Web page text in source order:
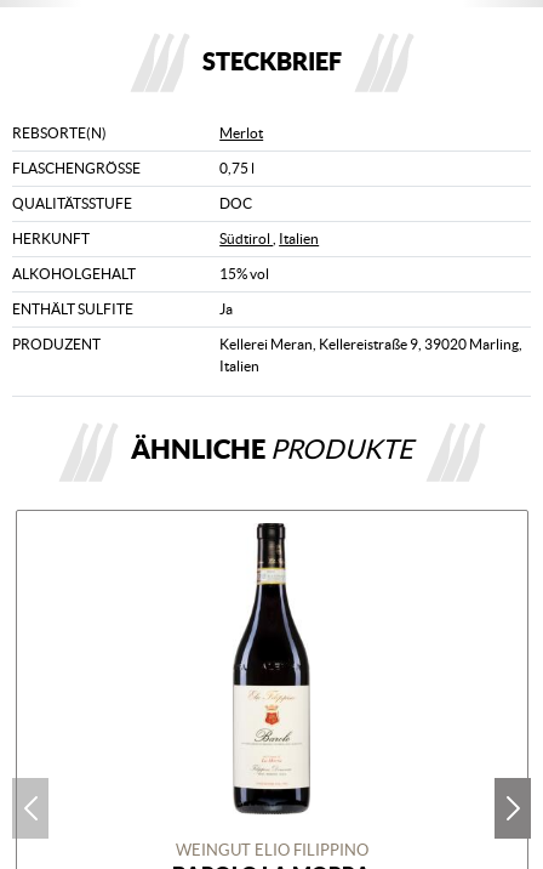
STECKBRIEF
REBSORTE(N) Merlot
FLASCHENGRÖSSE 0,75 l
QUALITÄTSSTUFE DOC
HERKUNFT Südtirol Italien
ALKOHOLGEHALT 15% vol
ENTHÄLT SULFITE Ja
PRODUZENT
Kellerei Meran, Kellereistraße 9, 39020 Marling,
Italien
ÄHNLICHE PRODUKTE
WEINGUT ELIO FILIPPINO